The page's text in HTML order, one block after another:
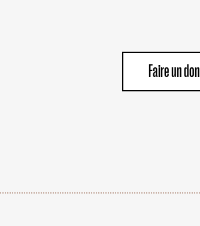
Faire un don